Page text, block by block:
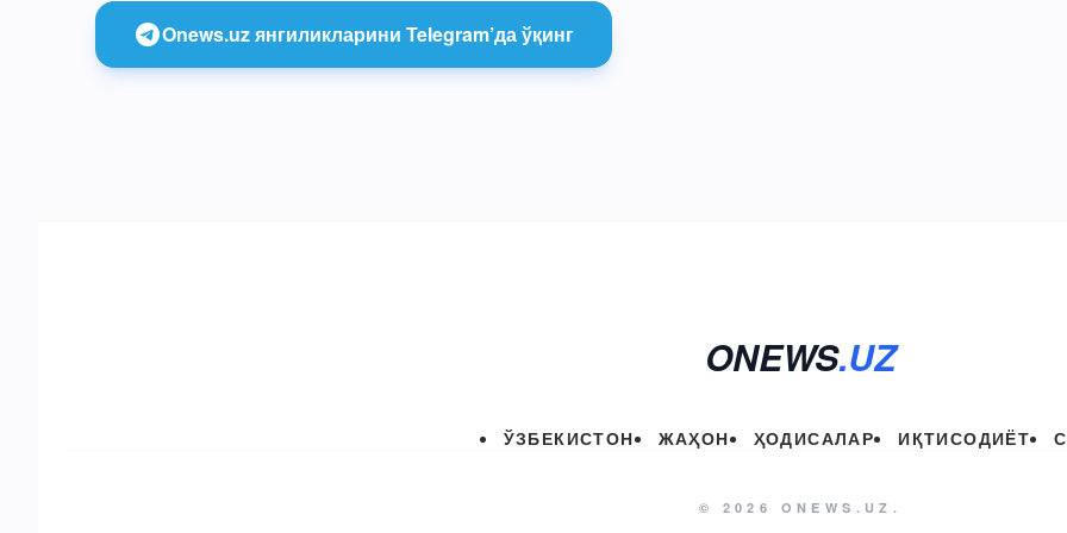
Onews.uz янгиликларини Telegram’да ўқинг
ONEWS.UZ
ЎЗБЕКИСТОН ЖАҲОН ҲОДИСАЛАР ИҚТИСОДИЁТ
© 2026 ONEWS.UZ.